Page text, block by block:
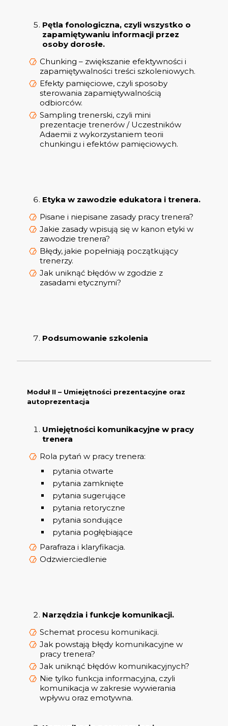
Pętla fonologiczna, czyli wszystko o
zapamiętywaniu informacji przez
osoby dorosłe.
Chunking – zwiększanie efektywności i
zapamiętywalności treści szkoleniowych.
Efekty pamięciowe, czyli sposoby
sterowania zapamiętywalnością
odbiorców.
Sampling trenerski, czyli mini
prezentacje trenerów / Uczestników
Adaemii z wykorzystaniem teorii
chunkingu i efektów pamięciowych.
Etyka w zawodzie edukatora i trenera.
Pisane i niepisane zasady pracy trenera?
Jakie zasady wpisują się w kanon etyki w
zawodzie trenera?
Błędy, jakie popełniają początkujący
trenerzy.
Jak uniknąć błędów w zgodzie z
zasadami etycznymi?
Podsumowanie szkolenia
Moduł II – Umiejętności prezentacyjne oraz
autoprezentacja
Umiejętności komunikacyjne w pracy
trenera
Rola pytań w pracy trenera:
pytania otwarte
pytania zamknięte
pytania sugerujące
pytania retoryczne
pytania sondujące
pytania pogłębiające
Parafraza i klaryfikacja.
Odzwierciedlenie
Narzędzia i funkcje komunikacji.
Schemat procesu komunikacji.
Jak powstają błędy komunikacyjne w
pracy trenera?
Jak uniknąć błędów komunikacyjnych?
Nie tylko funkcja informacyjna, czyli
komunikacja w zakresie wywierania
wpływu oraz emotywna.